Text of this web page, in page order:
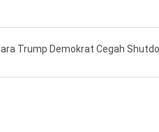
Trump Demokrat Cegah